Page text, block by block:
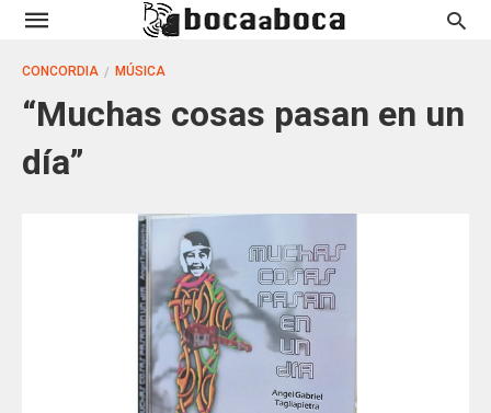
CONCORDIA MÚSICA
“Muchas cosas pasan en un
día”